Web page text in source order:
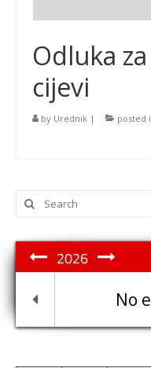
Odluka
cijevi
by Urednik | posted
Search
for:
2026
No